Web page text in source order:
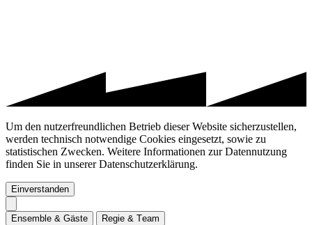
Um den nutzerfreundlichen Betrieb dieser Website sicherzustellen,
werden technisch notwendige Cookies eingesetzt, sowie zu
statistischen Zwecken. Weitere Informationen zur Datennutzung
finden Sie in unserer Datenschutzerklärung.
Einverstanden
Ensem b e & Gäste Regie & Team